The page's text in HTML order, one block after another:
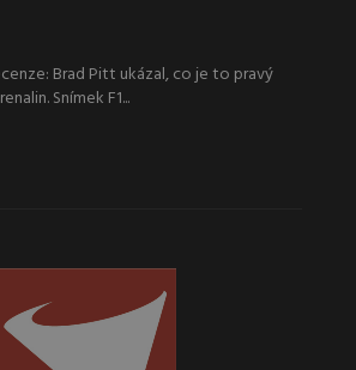
Brad Pitt ukázal, co je to pravý
Snímek F1...